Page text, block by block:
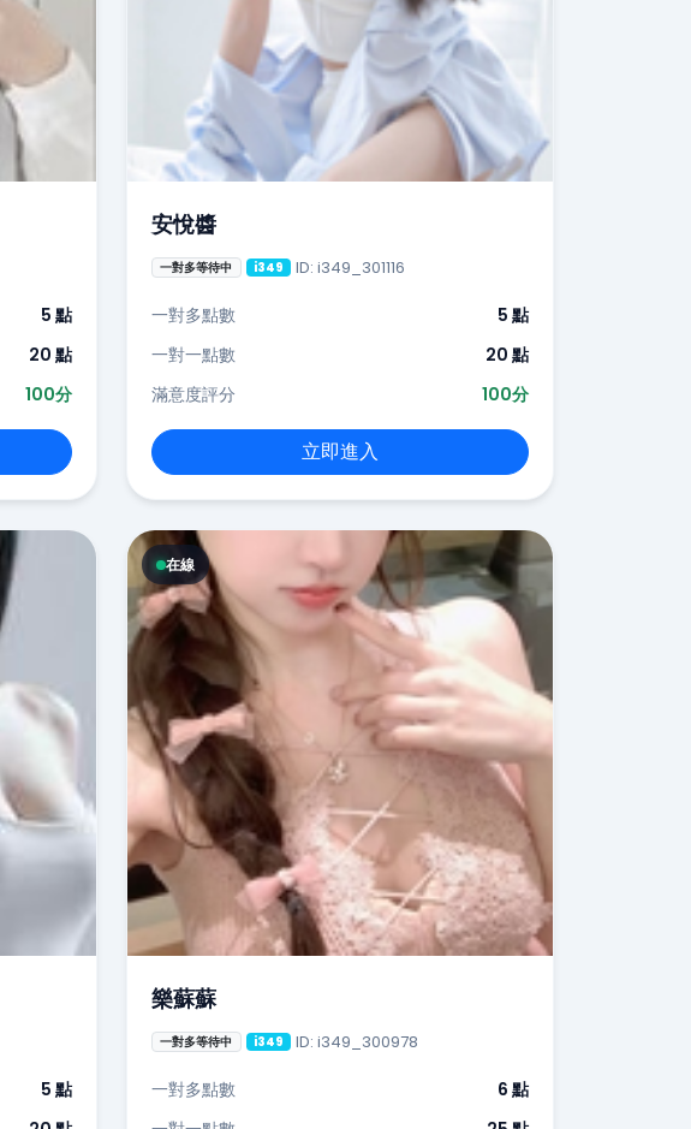
5 點
20 點
100分
安悅醬
一對多等待中 i349 ID: i349_301116
一對多點數
5 點
一對一點數
20 點
滿意度評分
100分
立即進入
5 點
在線
樂蘇蘇
一對多等待中 i349 ID: i349_300978
一對多點數
6 點